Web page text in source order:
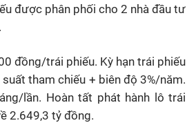
được phân phối cho 2 nhà đầu tư
đồng/trái phiếu. Kỳ hạn trái phiếu
tham chiếu + biên độ 3%/năm.
lần. Hoàn tất phát hành lô trái
2.649,3 tỷ đồng.